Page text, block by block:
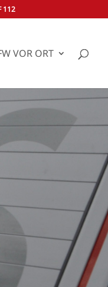
112
VOR ORT